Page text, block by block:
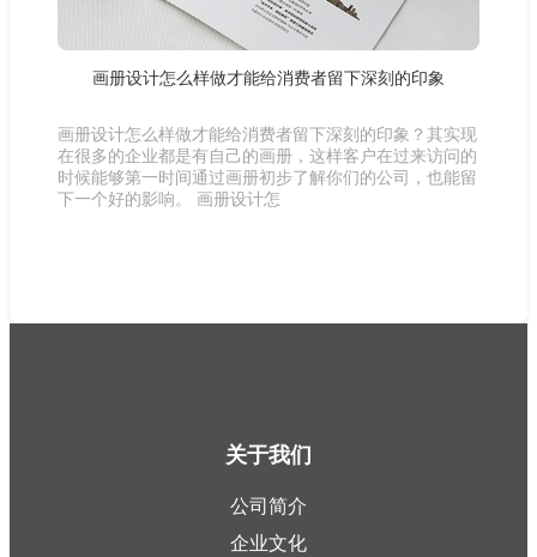
画册设计怎么样做才能给消费者留下深刻的印象
画册设计怎么样做才能给消费者留下深刻的印象？其实现
在很多的企业都是有自己的画册，这样客户在过来访问的
时候能够第一时间通过画册初步了解你们的公司，也能留
下一个好的影响。 画册设计怎
关于我们
公司简介
企业文化